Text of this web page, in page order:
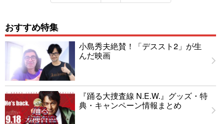
おすすめ特集
小島秀夫絶賛！「デススト2」が生
んだ映画
『踊る大捜査線 N.E.W.』グッズ・特
典・キャンペーン情報まとめ